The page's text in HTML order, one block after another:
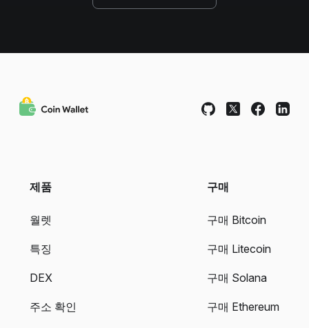
제품
월렛
특징
DEX
주소 확인
구매
구매 Bitcoin
구매 Litecoin
구매 Solana
구매 Ethereum